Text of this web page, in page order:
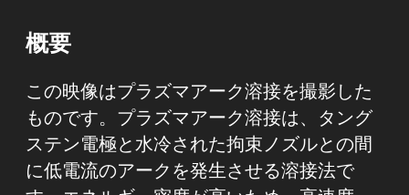
概要
この映像はプラズマアーク溶接を撮影した
ものです。プラズマアーク溶接は、タング
ステン電極と水冷された拘束ノズルとの間
に低電流のアークを発生させる溶接法で